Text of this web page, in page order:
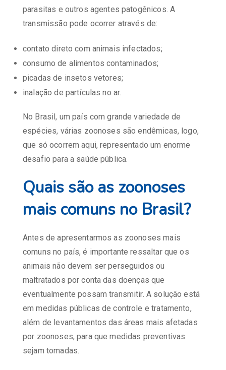
parasitas e outros agentes patogênicos. A
transmissão pode ocorrer através de:
contato direto com animais infectados;
consumo de alimentos contaminados;
picadas de insetos vetores;
inalação de partículas no ar.
No Brasil, um país com grande variedade de
espécies, várias zoonoses são endêmicas, logo,
que só ocorrem aqui, representado um enorme
desafio para a saúde pública.
Quais são as zoonoses
mais comuns no Brasil?
Antes de apresentarmos as zoonoses mais
comuns no país, é importante ressaltar que os
animais não devem ser perseguidos ou
maltratados por conta das doenças que
eventualmente possam transmitir. A solução está
em medidas públicas de controle e tratamento,
além de levantamentos das áreas mais afetadas
por zoonoses, para que medidas preventivas
sejam tomadas.